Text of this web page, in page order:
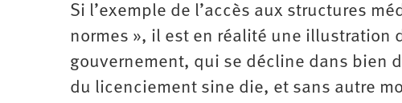
Si l’exemple de l’accès aux structures
normes », il est en réalité une illustration
gouvernement, qui se décline dans bien
du licenciement sine die, et sans autre